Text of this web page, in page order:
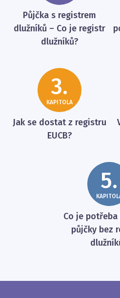
Půjčka s registrem
dlužníků – Co je registr
dlužníků?
3.
KAPITOLA
Jak se dostat z registru
EUCB?
5.
Co je
půjčky bez